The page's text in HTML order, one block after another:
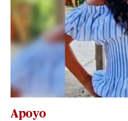
Apoyo